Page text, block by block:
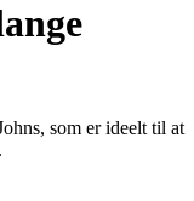
som er ideelt til at